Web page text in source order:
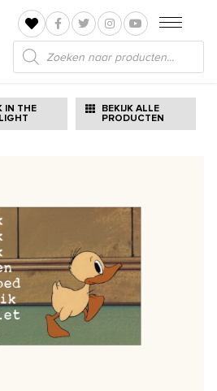
Producten
zoeken
IN THE
BEKIJK ALLE
PRODUCTEN